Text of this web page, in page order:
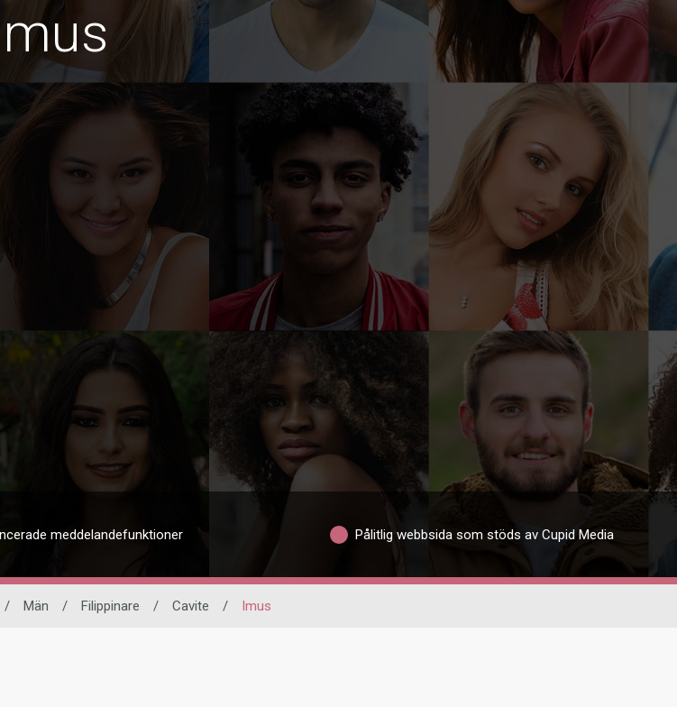
meddelandefunktioner Pålitlig webbsida som stöds av Cupid Media
/ Män / Filippinare / Cavite / Imus